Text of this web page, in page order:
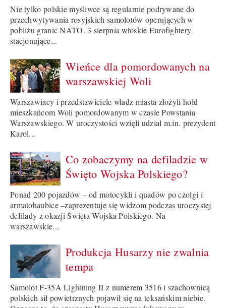
Nie tylko polskie myśliwce są regularnie podrywane do
przechwytywania rosyjskich samolotów operujących w
pobliżu granic NATO. 3 sierpnia włoskie Eurofightery
stacjonujące...
Wieńce dla pomordowanych na
warszawskiej Woli
Warszawiacy i przedstawiciele władz miasta złożyli hołd
mieszkańcom Woli pomordowanym w czasie Powstania
Warszawskiego. W uroczystości wzięli udział m.in. prezydent
Karol...
Co zobaczymy na defiladzie w
Święto Wojska Polskiego?
Ponad 200 pojazdów – od motocykli i quadów po czołgi i
armatohaubice –zaprezentuje się widzom podczas uroczystej
defilady z okazji Święta Wojska Polskiego. Na
warszawskie...
Produkcja Husarzy nie zwalnia
tempa
Samolot F-35A Lightning II z numerem 3516 i szachownicą
polskich sił powietrznych pojawił się na teksańskim niebie.